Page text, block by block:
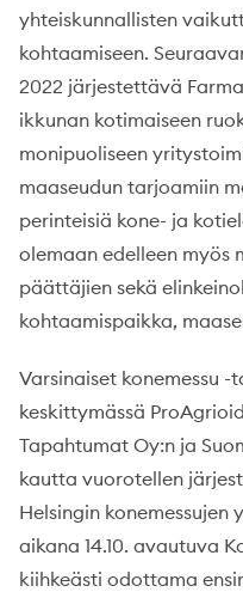
yhteiskunnallisten
kohtaamiseen.
2022 järjestettävä
ikkunan kotimaiseen
monipuoliseen
maaseudun tarjoamiin
perinteisiä kone- ja
olemaan edelleen
päättäjien sekä
kohtaamispaikka,
Varsinaiset konemessu
keskittymässä
Tapahtumat Oy:n ja
kautta vuorotellen
Helsingin konemessujen
aikana 14.10. avautuva
kiihkeästi odottama